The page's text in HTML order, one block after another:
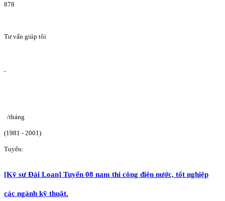
878
Tư vấn giúp tôi
/tháng
(1981 - 2001)
Tuyển:
[Kỹ sư Đài Loan] Tuyển 08 nam thi công điện nước, tốt nghiệp
các ngành kỹ thuật.